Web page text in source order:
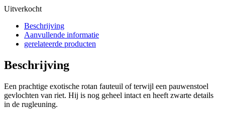
Uitverkocht
Beschrijving
Aanvullende informatie
gerelateerde producten
Beschrijving
Een prachtige exotische rotan fauteuil of terwijl een pauwenstoel
gevlochten van riet. Hij is nog geheel intact en heeft zwarte details
in de rugleuning.